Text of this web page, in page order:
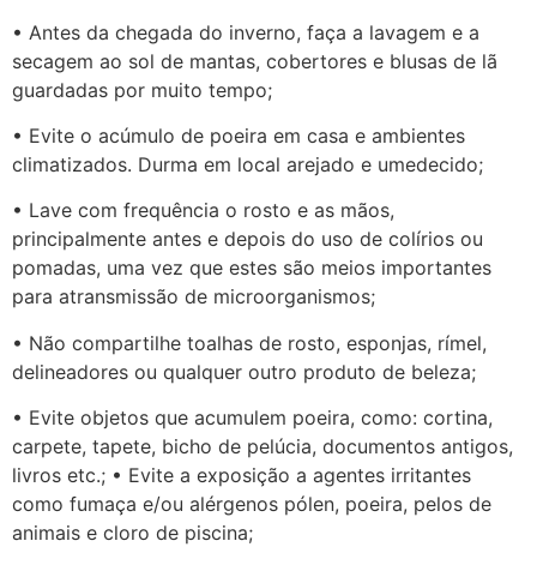
• Antes da chegada do inverno, faça a lavagem e a
secagem ao sol de mantas, cobertores e blusas de lã
guardadas por muito tempo;
• Evite o acúmulo de poeira em casa e ambientes
climatizados. Durma em local arejado e umedecido;
• Lave com frequência o rosto e as mãos,
principalmente antes e depois do uso de colírios ou
pomadas, uma vez que estes são meios importantes
para atransmissão de microorganismos;
• Não compartilhe toalhas de rosto, esponjas, rímel,
delineadores ou qualquer outro produto de beleza;
• Evite objetos que acumulem poeira, como: cortina,
carpete, tapete, bicho de pelúcia, documentos antigos,
livros etc.; • Evite a exposição a agentes irritantes
como fumaça e/ou alérgenos pólen, poeira, pelos de
animais e cloro de piscina;